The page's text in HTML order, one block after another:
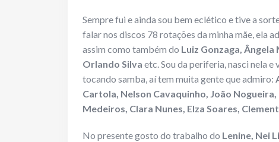
Sempre fui e ainda sou bem eclético e tive a
falar nos discos 78 rotações da minha mãe, ela
assim como também do Luiz Gonzaga,
Orlando Silva etc. Sou da periferia, nasci nela
tocando samba, aí tem muita gente que admiro:
Cartola, Nelson Cavaquinho, João
Medeiros, Clara Nunes, Elza Soares,
No presente gosto do trabalho do Lenine, Nei